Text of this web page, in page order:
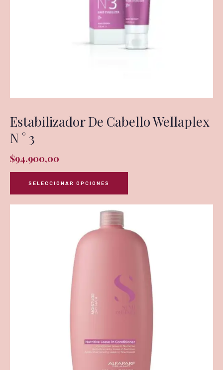
Estabilizador De Cabello Wellaplex
N ° 3
$94.900,00
SELECCIONAR OPCIONES